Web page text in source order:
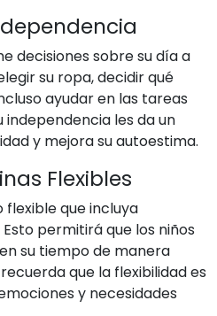
decisiones sobre su día a
su ropa, decidir qué
ayudar en las tareas
les da un
y mejora su autoestima.
Flexibles
que incluya
permitirá que los niños
su tiempo de manera
que la flexibilidad es
y necesidades